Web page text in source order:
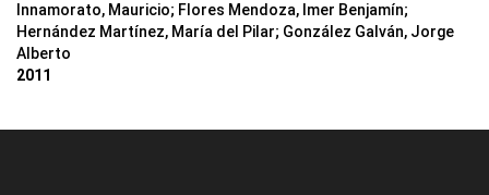
Innamorato, Mauricio; Flores Mendoza, Imer Benjamín;
Hernández Martínez, María del Pilar; González Galván, Jorge
Alberto
2011